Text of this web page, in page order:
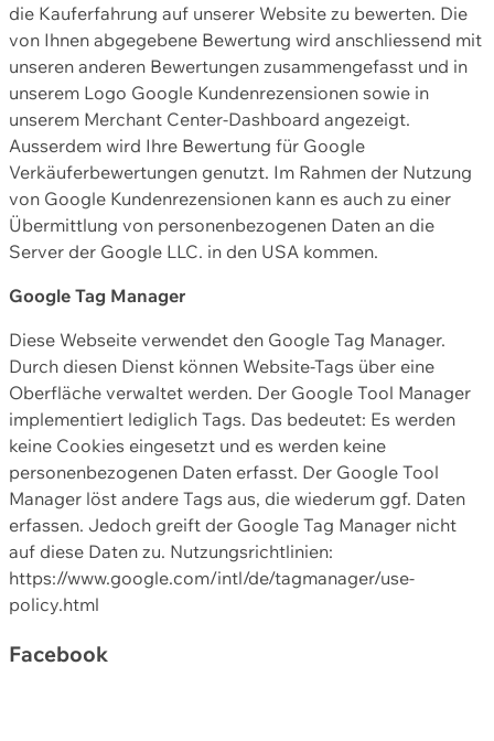
die Kauferfahrung auf unserer Website zu bewerten. Die
von Ihnen abgegebene Bewertung wird anschliessend mit
unseren anderen Bewertungen zusammengefasst und in
unserem Logo Google Kundenrezensionen sowie in
unserem Merchant Center-Dashboard angezeigt.
Ausserdem wird Ihre Bewertung für Google
Verkäuferbewertungen genutzt. Im Rahmen der Nutzung
von Google Kundenrezensionen kann es auch zu einer
Übermittlung von personenbezogenen Daten an die
Server der Google LLC. in den USA kommen.
Google Tag Manager
Diese Webseite verwendet den Google Tag Manager.
Durch diesen Dienst können Website-Tags über eine
Oberfläche verwaltet werden. Der Google Tool Manager
implementiert lediglich Tags. Das bedeutet: Es werden
keine Cookies eingesetzt und es werden keine
personenbezogenen Daten erfasst. Der Google Tool
Manager löst andere Tags aus, die wiederum ggf. Daten
erfassen. Jedoch greift der Google Tag Manager nicht
auf diese Daten zu. Nutzungsrichtlinien:
https://www.google.com/intl/de/tagmanager/use-
policy.html
Facebook